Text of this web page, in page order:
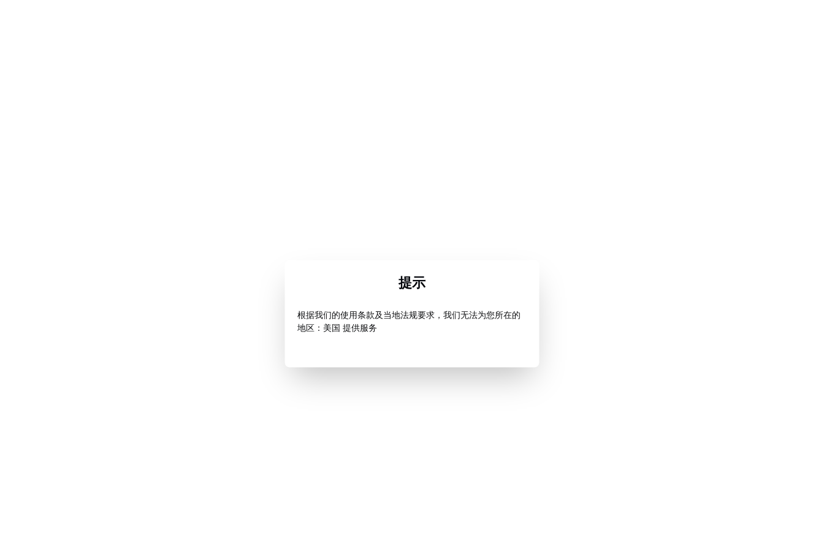
提示
根据我们的使用条款及当地法规要求，我们无法为您所在的
地区：美国 提供服务